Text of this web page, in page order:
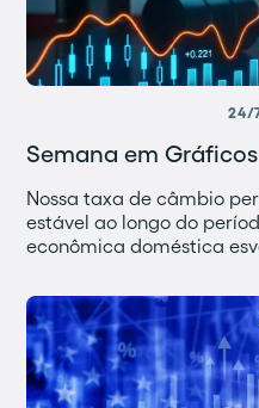
24/
Semana em
Nossa taxa de câmbio
estável ao longo do
econômica doméstica